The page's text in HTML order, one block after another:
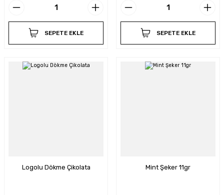
SEPETE EKLE SEPETE EKLE
Logolu Dökme Çikolata Mint Şeker 11gr